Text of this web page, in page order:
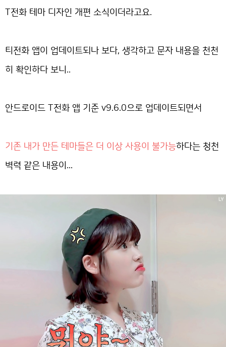
T전화 테마 디자인 개편 소식이더라고요.
티전화 앱이 업데이트되나 보다, 생각하고 문자 내용을 천천
히 확인하다 보니..
안드로이드 T전화 앱 기준 v9.6.0으로 업데이트되면서
기존 내가 만든 테마들은 더 이상 사용이 불가능하다는 청천
벽력 같은 내용이...